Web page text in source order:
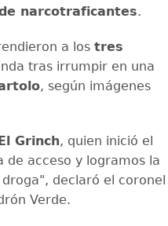
narcotraficantes.
a los tres
tras irrumpir en una
, según imágenes
Grinch, quien inició el
acceso y logramos la
declaró el coronel
Verde.